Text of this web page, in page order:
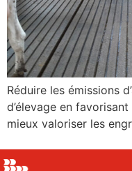
Réduire les émissions
d’élevage en
mieux valoriser les